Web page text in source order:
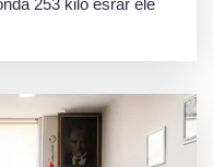
253 kilo esrar ele